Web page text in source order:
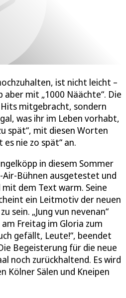
ist nicht leicht –
mit „1000 Näächte“. Die
mitgebracht, sondern
was ihr im Leben vorhabt,
spät“, mit diesen Worten
es nie zo spät“ an.
in diesem Sommer
Air-Bühnen ausgetestet und
dem Text warm. Seine
ein Leitmotiv der neuen
sein. „Jung vun nevenan“
Freitag im Gloria zum
gefällt, Leute!“, beendet
Begeisterung für die neue
noch zurückhaltend. Es wird
Kölner Sälen und Kneipen